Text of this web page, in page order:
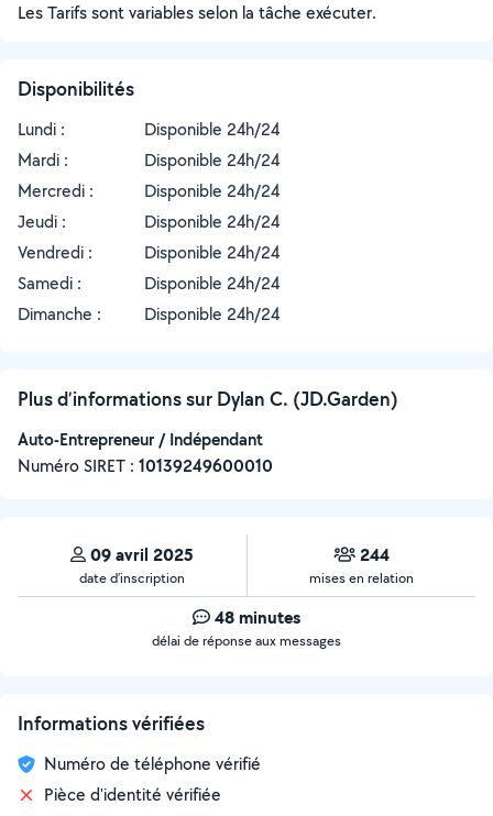
Les Tarifs sont variables selon la tâche exécuter.
Disponibilités
Lundi :
Disponible 24h/24
Mardi :
Disponible 24h/24
Mercredi :
Disponible 24h/24
Jeudi :
Disponible 24h/24
Vendredi :
Disponible 24h/24
Samedi :
Disponible 24h/24
Dimanche :
Disponible 24h/24
Plus d’informations sur Dylan C. (JD.Garden)
Auto-Entrepreneur / Indépendant
Numéro SIRET : ‍10139249600010
09 avril 2025
date d’inscription
244
mises en relation
48 minutes
délai de réponse aux messages
Informations vérifiées
Numéro de téléphone vérifié
Pièce d'identité vérifiée